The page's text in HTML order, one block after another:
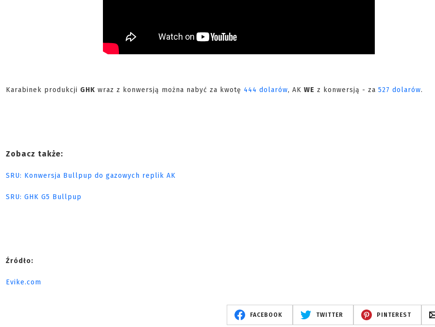
Karabinek produkcji GHK wraz z konwersją można nabyć za kwotę 444 dolarów, AK WE z konwersją - za 527 dolarów.
Zobacz także:
SRU: Konwersja Bullpup do gazowych replik AK
SRU: GHK G5 Bullpup
Źródło:
Evike.com
FACEBOOK TWITTER PINTEREST